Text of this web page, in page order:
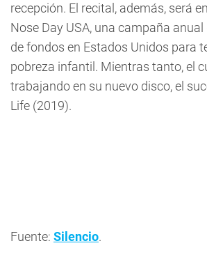
recepción. El recital, además, será
Nose Day USA, una campaña
de fondos en Estados Unidos para
pobreza infantil. Mientras tanto, el
trabajando en su nuevo disco, el
Life (2019).
Fuente: Silencio.